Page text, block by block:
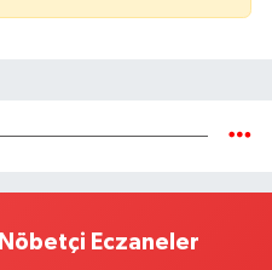
Eczaneler